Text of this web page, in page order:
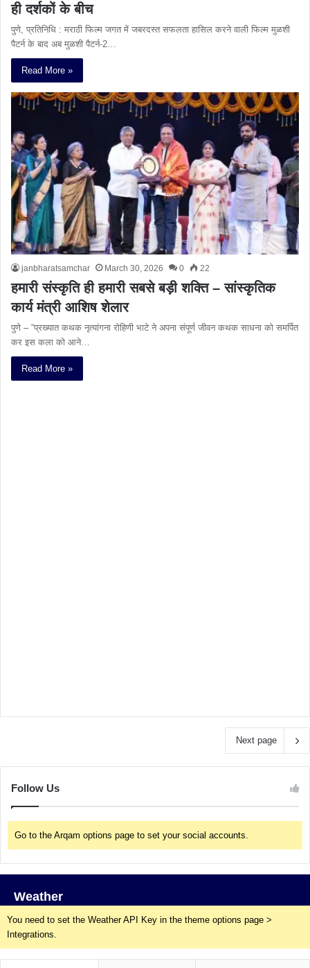
ही दर्शकों के बीच
पुणे, प्रतिनिधि : मराठी फिल्म जगत में जबरदस्त सफलता हासिल करने वाली फिल्म मुळशी
पैटर्न के बाद अब मुळशी पैटर्न-2…
Read More »
janbharatsamchar March 30, 2026 0 22
हमारी संस्कृति ही हमारी सबसे बड़ी शक्ति – सांस्कृतिक
कार्य मंत्री आशिष शेलार
पुणे – “प्रख्यात कथक नृत्यांगना रोहिणी भाटे ने अपना संपूर्ण जीवन कथक साधना को समर्पित
कर इस कला को आने…
Read More »
Next page
Follow Us
Go to the Arqam options page to set your social accounts.
Weather
You need to set the Weather API Key in the theme options page >
Integrations.